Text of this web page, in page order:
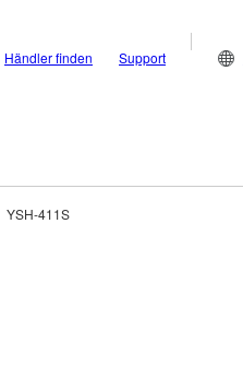
Händler finden Support
YSH-411S